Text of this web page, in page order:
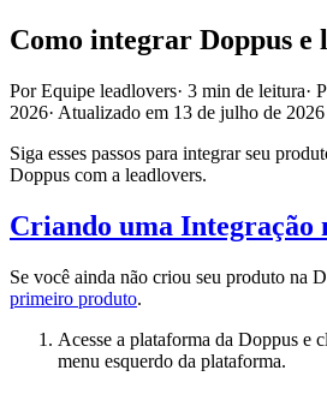
Como integrar Doppus e
Por Equipe leadlovers· 3 min de leitura·
2026· Atualizado em 13 de julho de 2026
Siga esses passos para integrar seu
Doppus com a leadlovers.
Criando uma Integração
Se você ainda não criou seu produto na
primeiro produto.
Acesse a plataforma da Doppus e
menu esquerdo da plataforma.